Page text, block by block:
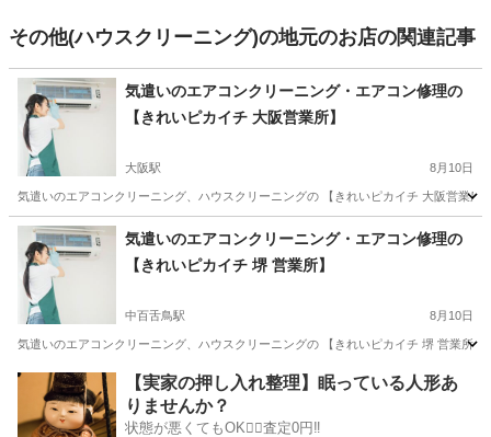
その他(ハウスクリーニング)の地元のお店の関連記事
気遣いのエアコンクリーニング・エアコン修理の
【きれいピカイチ 大阪営業所】
大阪駅 8月10日
気遣いのエアコンクリーニング、ハウスクリーニングの 【きれいピカイチ 大阪営業
大阪 大阪市 大阪駅 エアコン掃除
気遣いのエアコンクリーニング・エアコン修理の
【きれいピカイチ 堺 営業所】
中百舌鳥駅 8月10日
気遣いのエアコンクリーニング、ハウスクリーニングの 【きれいピカイチ 堺 営業所
大阪 堺市 中百舌鳥駅 エアコン掃除
【実家の押し入れ整理】眠っている人形あ
りませんか？
状態が悪くてもOK🙆‍♀️査定0円‼️